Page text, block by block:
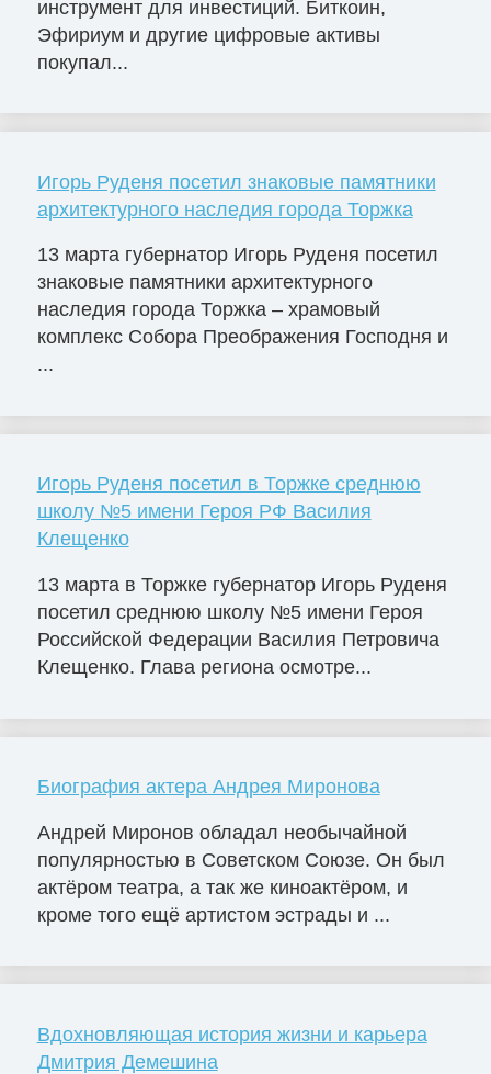
инструмент для инвестиций. Биткоин,
Эфириум и другие цифровые активы
покупал...
Игорь Руденя посетил знаковые памятники
архитектурного наследия города Торжка
13 марта губернатор Игорь Руденя посетил
знаковые памятники архитектурного
наследия города Торжка – храмовый
комплекс Собора Преображения Господня и
...
Игорь Руденя посетил в Торжке среднюю
школу №5 имени Героя РФ Василия
Клещенко
13 марта в Торжке губернатор Игорь Руденя
посетил среднюю школу №5 имени Героя
Российской Федерации Василия Петровича
Клещенко. Глава региона осмотре...
Биография актера Андрея Миронова
Андрей Миронов обладал необычайной
популярностью в Советском Союзе. Он был
актёром театра, а так же киноактёром, и
кроме того ещё артистом эстрады и ...
Вдохновляющая история жизни и карьера
Дмитрия Демешина